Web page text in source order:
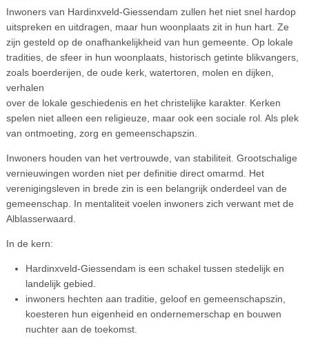
Inwoners van Hardinxveld-Giessendam zullen het niet snel hardop
uitspreken en uitdragen, maar hun woonplaats zit in hun hart. Ze
zijn gesteld op de onafhankelijkheid van hun gemeente. Op lokale
tradities, de sfeer in hun woonplaats, historisch getinte blikvangers,
zoals boerderijen, de oude kerk, watertoren, molen en dijken,
verhalen
over de lokale geschiedenis en het christelijke karakter. Kerken
spelen niet alleen een religieuze, maar ook een sociale rol. Als plek
van ontmoeting, zorg en gemeenschapszin.
Inwoners houden van het vertrouwde, van stabiliteit. Grootschalige
vernieuwingen worden niet per definitie direct omarmd. Het
verenigingsleven in brede zin is een belangrijk onderdeel van de
gemeenschap. In mentaliteit voelen inwoners zich verwant met de
Alblasserwaard.
In de kern:
Hardinxveld-Giessendam is een schakel tussen stedelijk en
landelijk gebied.
inwoners hechten aan traditie, geloof en gemeenschapszin,
koesteren hun eigenheid en ondernemerschap en bouwen
nuchter aan de toekomst.